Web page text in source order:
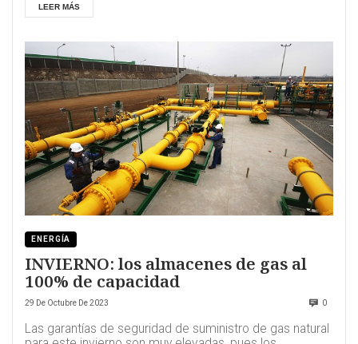
LEER MÁS
ENERGÍA
INVIERNO: los almacenes de gas al
100% de capacidad
29 De Octubre De 2023 0
Las garantías de seguridad de suministro de gas natural